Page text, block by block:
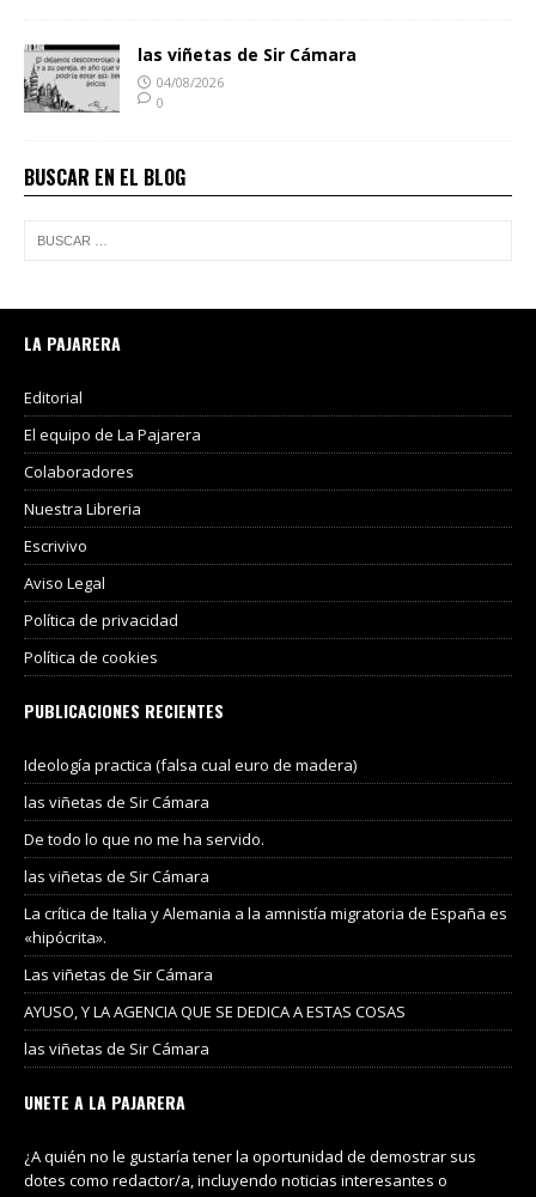
las viñetas de Sir Cámara
04/08/2026
0
BUSCAR EN EL BLOG
LA PAJARERA
Editorial
El equipo de La Pajarera
Colaboradores
Nuestra Libreria
Escrivivo
Aviso Legal
Política de privacidad
Política de cookies
PUBLICACIONES RECIENTES
Ideología practica (falsa cual euro de madera)
las viñetas de Sir Cámara
De todo lo que no me ha servido.
las viñetas de Sir Cámara
La crítica de Italia y Alemania a la amnistía migratoria de España es
«hipócrita».
Las viñetas de Sir Cámara
AYUSO, Y LA AGENCIA QUE SE DEDICA A ESTAS COSAS
las viñetas de Sir Cámara
UNETE A LA PAJARERA
¿A quién no le gustaría tener la oportunidad de demostrar sus
dotes como redactor/a, incluyendo noticias interesantes o